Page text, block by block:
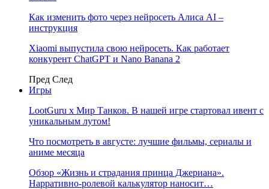
Как изменить фото через нейросеть Алиса AI –
инструкция
Xiaomi выпустила свою нейросеть. Как работает
конкурент ChatGPT и Nano Banana 2
Пред След
Игры
LootGuru x Мир Танков. В нашей игре стартовал ивент с
уникальным лутом!
Что посмотреть в августе: лучшие фильмы, сериалы и
аниме месяца
Обзор «Жизнь и страдания принца Джериана».
Нарративно-ролевой калькулятор наносит…